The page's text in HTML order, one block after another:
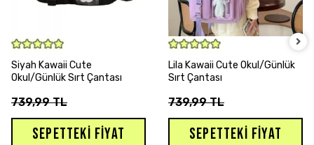
Siyah Kawaii Cute
Okul/Günlük Sırt Çantası
739,99 TL
SEPETTEKI FIYAT
Lila Kawaii Cute Okul/Günlük
Sırt Çantası
739,99 TL
SEPETTEKI FIYAT